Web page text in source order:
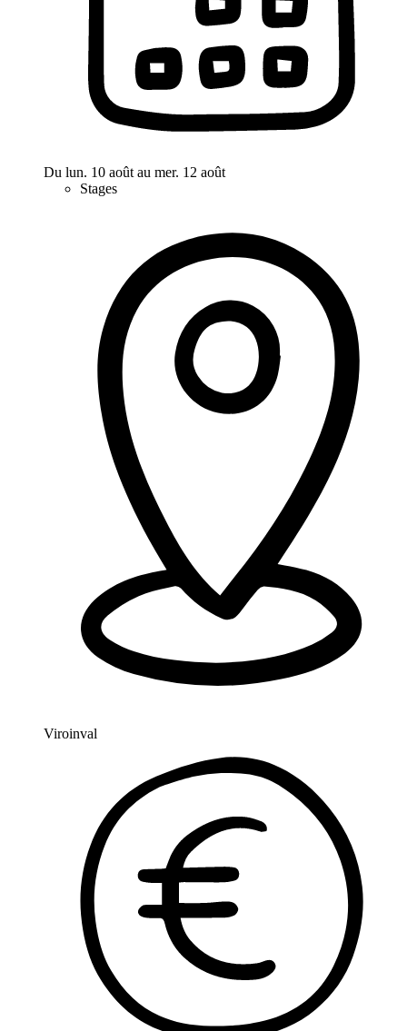
Du lun. 10 août au mer. 12 août
Stages
Viroinval